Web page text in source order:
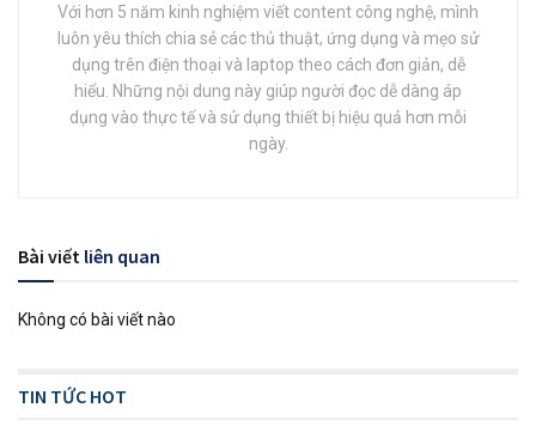
Với hơn 5 năm kinh nghiệm viết content công nghệ, mình
luôn yêu thích chia sẻ các thủ thuật, ứng dụng và mẹo sử
dụng trên điện thoại và laptop theo cách đơn giản, dễ
hiểu. Những nội dung này giúp người đọc dễ dàng áp
dụng vào thực tế và sử dụng thiết bị hiệu quả hơn mỗi
ngày.
Bài viết liên quan
Không có bài viết nào
TIN TỨC HOT